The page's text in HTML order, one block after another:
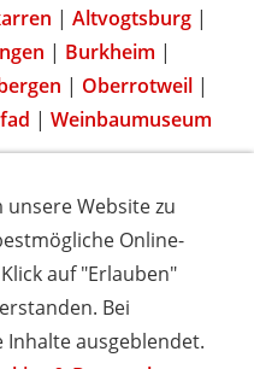
| Altvogtsburg |
| Burkheim |
| Oberrotweil |
| Weinbaumuseum
AGB
NEWSLETTER
Website zu
Online-
auf "Erlauben"
Bei
ausgeblendet.